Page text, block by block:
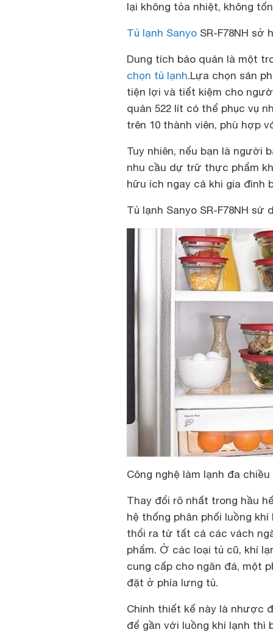
lại không tỏa nhiệt, không
Tủ lạnh Sanyo SR-F78NH sở
Dung tích bảo quản là một
chọn tủ lạnh.Lựa chọn sản
tiện lợi và tiết kiệm cho
quản 522 lít có thể phục vụ
trên 10 thành viên, phù hợp
Tuy nhiên, nếu bạn là người
nhu cầu dự trữ thực phẩm
hữu ích ngay cả khi gia đình
Tủ lạnh Sanyo SR-F78NH
Công nghệ làm lạnh đa
Thay đổi rõ nhất trong hầu
hệ thống phân phối luồng
thổi ra từ tất cả các vách
phẩm. Ở các loại tủ cũ, khí
cung cấp cho ngăn đá, một
đặt ở phía lưng tủ.
Chính thiết kế này là nhược
để gần với luồng khí lạnh thì